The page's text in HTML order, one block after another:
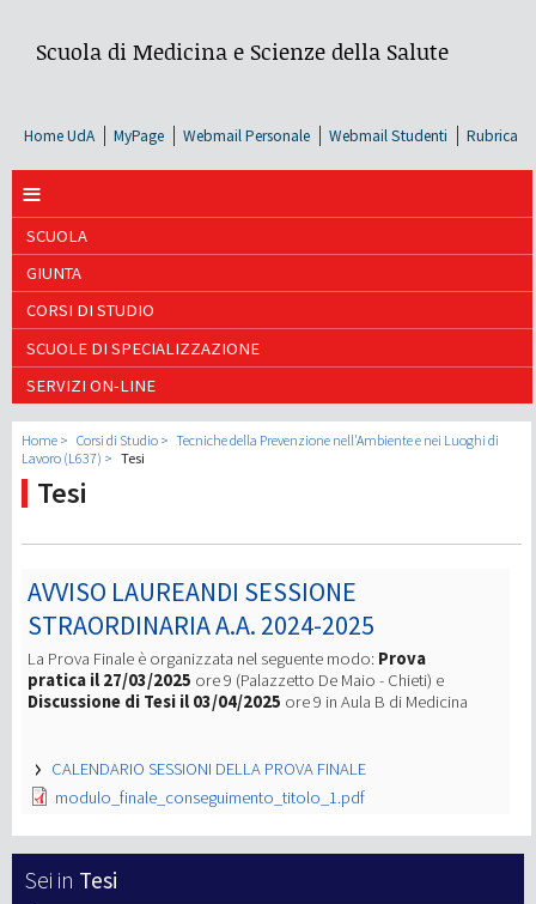
Scuola di Medicina e Scienze della Salute
Home UdA MyPage Webmail Personale Webmail Studenti Rubrica
≡
SCUOLA
GIUNTA
CORSI DI STUDIO
SCUOLE DI SPECIALIZZAZIONE
SERVIZI ON-LINE
Home Corsi di Studio
Tecniche della Prevenzione nell'Ambiente e nei Luoghi di
Lavoro (L637)
Tesi
Tesi
AVVISO LAUREANDI SESSIONE
STRAORDINARIA A.A. 2024-2025
La Prova Finale è organizzata nel seguente modo: Prova
pratica il 27/03/2025 ore 9 (Palazzetto De Maio - Chieti) e
Discussione di Tesi il 03/04/2025 ore 9 in Aula B di Medicina
CALENDARIO SESSIONI DELLA PROVA FINALE
modulo_finale_conseguimento_titolo_1.pdf
Tesi